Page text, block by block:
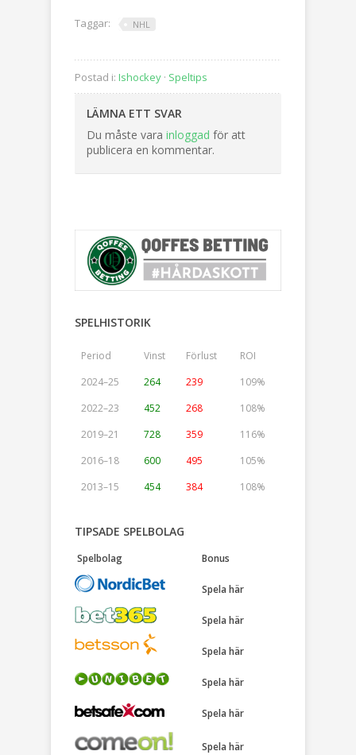
Taggar: NHL
Postad i: Ishockey · Speltips
LÄMNA ETT SVAR
Du måste vara inloggad för att
publicera en kommentar.
SPELHISTORIK
Period Vinst Förlust
ROI
2024–25
264 239
109%
2022–23
452 268
108%
2019–21
728 359
116%
2016–18
600 495
105%
2013–15
454 384 108%
TIPSADE SPELBOLAG
Spelbolag Bonus
Spela här
Spela här
Spela här
Spela här
Spela här
Spela här